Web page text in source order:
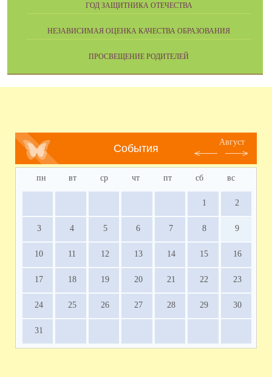
ГОД ЗАЩИТНИКА ОТЕЧЕСТВА
НЕЗАВИСИМАЯ ОЦЕНКА КАЧЕСТВА ОБРАЗОВАНИЯ
ПРОСВЕЩЕНИЕ РОДИТЕЛЕЙ
События
Август
пн вт ср чт пт сб вс
1 2
3 4 5 6 7 8 9
10 11 12 13 14 15 16
17 18 19 20 21 22 23
24 25 26 27 28 29 30
31